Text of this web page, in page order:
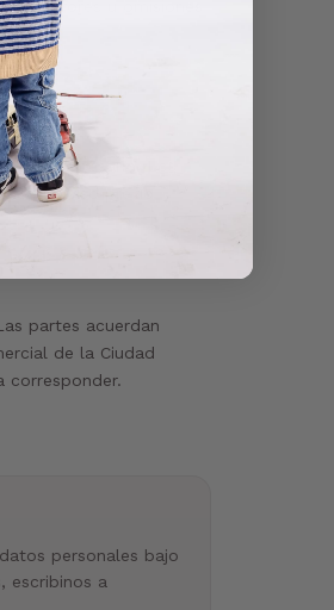
errores u omisiones
necesario. Los
sin aviso previo.
partes acuerdan
de la Ciudad
corresponder.
personales bajo
escribinos a